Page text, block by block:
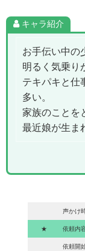
キャラ紹介
お手伝い中の
明るく気乗り
テキパキと仕
多い。
家族のことを
最近娘が生ま
声かけ
★ 依頼内
依頼開